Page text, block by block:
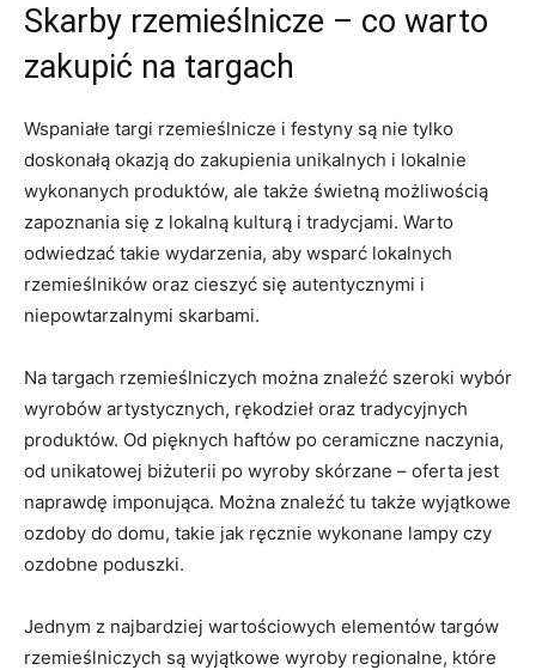
Skarby​ rzemieślnicze – co warto
zakupić na targach
Wspaniałe targi rzemieślnicze i festyny są nie tylko
doskonałą okazją do zakupienia​ unikalnych i lokalnie
wykonanych produktów, ale także świetną możliwością
zapoznania się z ⁢lokalną kulturą i tradycjami. Warto
odwiedzać takie⁣ wydarzenia,⁢ aby‌ wsparć lokalnych
rzemieślników oraz cieszyć się autentycznymi‌ i
niepowtarzalnymi skarbami.
Na targach rzemieślniczych można⁤ znaleźć szeroki wybór
wyrobów artystycznych, rękodzieł oraz tradycyjnych
produktów. Od pięknych haftów po ceramiczne naczynia,
od unikatowej biżuterii po wyroby skórzane – oferta jest
naprawdę imponująca. Można znaleźć tu także wyjątkowe
ozdoby do domu, takie jak ręcznie wykonane lampy czy
ozdobne poduszki.
Jednym z najbardziej ⁤wartościowych elementów targów
rzemieślniczych ​są wyjątkowe wyroby ​regionalne, które